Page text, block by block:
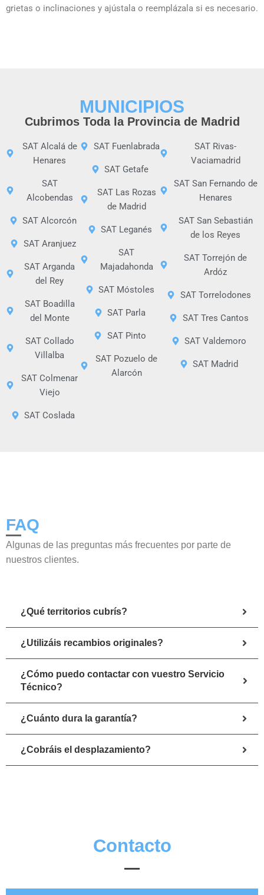
grietas o inclinaciones y ajústala o reemplázala si es necesario.
MUNICIPIOS
Cubrimos Toda la Provincia de Madrid
SAT Alcalá de
Henares
SAT
Alcobendas
SAT Alcorcón
SAT Aranjuez
SAT Arganda
del Rey
SAT Boadilla
del Monte
SAT Collado
Villalba
SAT Colmenar
Viejo
SAT Coslada
SAT Fuenlabrada
SAT Getafe
SAT Las Rozas
de Madrid
SAT Leganés
SAT
Majadahonda
SAT Móstoles
SAT Parla
SAT Pinto
SAT Pozuelo de
Alarcón
SAT Rivas-
Vaciamadrid
SAT San Fernando de
Henares
SAT San Sebastián
de los Reyes
SAT Torrejón de
Ardóz
SAT Torrelodones
SAT Tres Cantos
SAT Valdemoro
SAT Madrid
FAQ
Algunas de las preguntas más frecuentes por parte de
nuestros clientes.
¿Qué territorios cubrís?
¿Utilizáis recambios originales?
¿Cómo puedo contactar con vuestro Servicio
Técnico?
¿Cuánto dura la garantía?
¿Cobráis el desplazamiento?
Contacto